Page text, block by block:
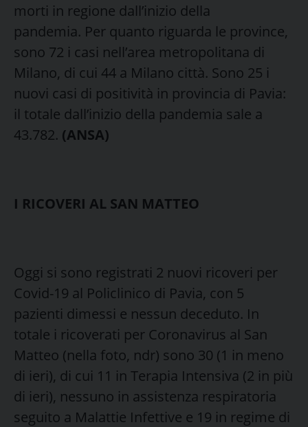
morti in regione dall’inizio della
pandemia. Per quanto riguarda le province,
sono 72 i casi nell’area metropolitana di
Milano, di cui 44 a Milano città. Sono 25 i
nuovi casi di positività in provincia di Pavia:
il totale dall’inizio della pandemia sale a
43.782. (ANSA)
I RICOVERI AL SAN MATTEO
Oggi si sono registrati 2 nuovi ricoveri per
Covid-19 al Policlinico di Pavia, con 5
pazienti dimessi e nessun deceduto. In
totale i ricoverati per Coronavirus al San
Matteo (nella foto, ndr) sono 30 (1 in meno
di ieri), di cui 11 in Terapia Intensiva (2 in più
di ieri), nessuno in assistenza respiratoria
seguito a Malattie Infettive e 19 in regime di